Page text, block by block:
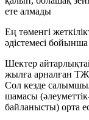
Ең төменгі
әдістемесі
Шектер
жылға арналған
Сол кезде
шамасы
байланысты) орта